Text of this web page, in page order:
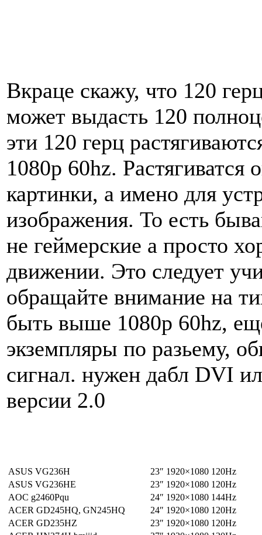
Вкраце скажу, что 120
может выдасть 120
эти 120 герц
1080p 60hz. Растягиватся
картинки, а имено для
изображения. То есть
не геймерские а просто
движении. Это следует
обращайте внимание на
быть выше 1080p 60hz,
экземпляры по разьему,
сигнал. нужен дабл DVI
версии 2.0
ASUS VG236H 23″ 1920×1080 120Hz
ASUS VG236HE
23″ 1920×1080 120Hz
AOC g2460Pqu
24″ 1920×1080 144Hz
ACER GD245HQ, GN245HQ
24″ 1920×1080 120Hz
ACER GD235HZ
23″ 1920×1080 120Hz